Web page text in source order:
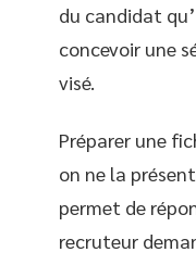
du candidat
concevoir une
visé.
Préparer une
on ne la
permet de
recruteur